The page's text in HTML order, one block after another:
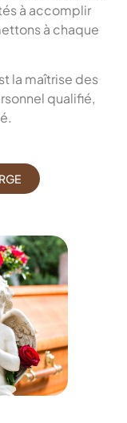
à accomplir
à chaque
la maîtrise des
qualifié,